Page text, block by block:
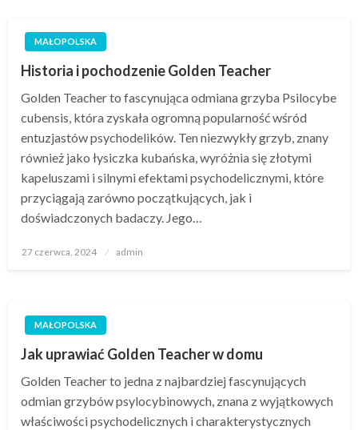
MAŁOPOLSKA
Historia i pochodzenie Golden Teacher
Golden Teacher to fascynująca odmiana grzyba Psilocybe
cubensis, która zyskała ogromną popularność wśród
entuzjastów psychodelików. Ten niezwykły grzyb, znany
również jako łysiczka kubańska, wyróżnia się złotymi
kapeluszami i silnymi efektami psychodelicznymi, które
przyciągają zarówno początkujących, jak i
doświadczonych badaczy. Jego…
Opublikowane
27 czerwca, 2024 admin
MAŁOPOLSKA
Jak uprawiać Golden Teacher w domu
Golden Teacher to jedna z najbardziej fascynujących
odmian grzybów psylocybinowych, znana z wyjątkowych
właściwości psychodelicznych i charakterystycznych